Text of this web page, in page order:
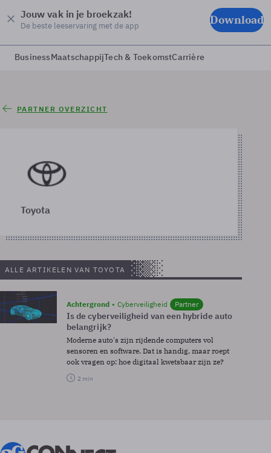
Jouw vak in je broekzak!
De beste leeservaring met de app Download
BusinessMaatschappijTech & ToekomstCarrière
PARTNER OVERZICHT
Toyota
ALLE ARTIKELEN VAN TOYOTA
Achtergrond Cyberveiligheid Partner
Is de cyberveiligheid van een hybride auto
belangrijk?
Moderne auto's zijn rijdende computers vol
sensoren en software. Dat is handig, maar roept
ook vragen op: hoe digitaal kwetsbaar zijn ze?
2 min